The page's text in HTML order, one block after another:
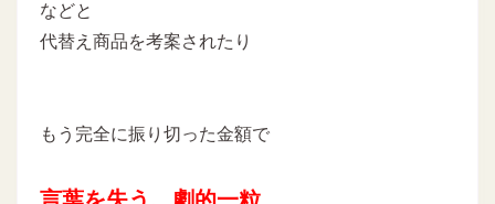
などと
代替え商品を考案されたり
もう完全に振り切った金額で